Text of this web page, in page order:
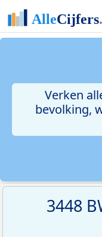
Verken
bevolking,
3448